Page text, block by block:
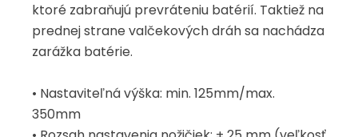
ktoré zabraňujú prevráteniu batérií. Taktiež na
prednej strane valčekových dráh sa nachádza
zarážka batérie.
• Nastaviteľná výška: min. 125mm/max.
350mm